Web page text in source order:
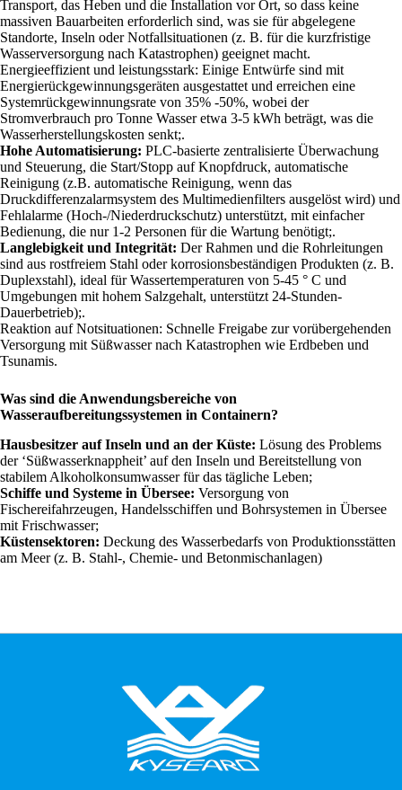
Transport, das Heben und die Installation vor Ort, so dass keine
massiven Bauarbeiten erforderlich sind, was sie für abgelegene
Standorte, Inseln oder Notfallsituationen (z. B. für die kurzfristige
Wasserversorgung nach Katastrophen) geeignet macht.
Energieeffizient und leistungsstark: Einige Entwürfe sind mit
Energierückgewinnungsgeräten ausgestattet und erreichen eine
Systemrückgewinnungsrate von 35% -50%, wobei der
Stromverbrauch pro Tonne Wasser etwa 3-5 kWh beträgt, was die
Wasserherstellungskosten senkt;.
Hohe Automatisierung: PLC-basierte zentralisierte Überwachung
und Steuerung, die Start/Stopp auf Knopfdruck, automatische
Reinigung (z.B. automatische Reinigung, wenn das
Druckdifferenzalarmsystem des Multimedienfilters ausgelöst wird) und
Fehlalarme (Hoch-/Niederdruckschutz) unterstützt, mit einfacher
Bedienung, die nur 1-2 Personen für die Wartung benötigt;.
Langlebigkeit und Integrität: Der Rahmen und die Rohrleitungen
sind aus rostfreiem Stahl oder korrosionsbeständigen Produkten (z. B.
Duplexstahl), ideal für Wassertemperaturen von 5-45 ° C und
Umgebungen mit hohem Salzgehalt, unterstützt 24-Stunden-
Dauerbetrieb);.
Reaktion auf Notsituationen: Schnelle Freigabe zur vorübergehenden
Versorgung mit Süßwasser nach Katastrophen wie Erdbeben und
Tsunamis.
Was sind die Anwendungsbereiche von
Wasseraufbereitungssystemen in Containern?
Hausbesitzer auf Inseln und an der Küste: Lösung des Problems
der ‘Süßwasserknappheit’ auf den Inseln und Bereitstellung von
stabilem Alkoholkonsumwasser für das tägliche Leben;
Schiffe und Systeme in Übersee: Versorgung von
Fischereifahrzeugen, Handelsschiffen und Bohrsystemen in Übersee
mit Frischwasser;
Küstensektoren: Deckung des Wasserbedarfs von Produktionsstätten
am Meer (z. B. Stahl-, Chemie- und Betonmischanlagen)